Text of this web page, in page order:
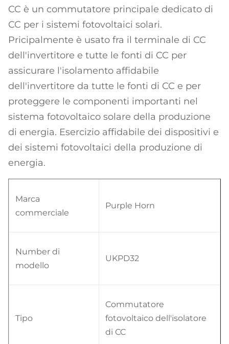
CC è un commutatore principale dedicato di
CC per i sistemi fotovoltaici solari.
Pricipalmente è usato fra il terminale di CC
dell'invertitore e tutte le fonti di CC per
assicurare l'isolamento affidabile
dell'invertitore da tutte le fonti di CC e per
proteggere le componenti importanti nel
sistema fotovoltaico solare della produzione
di energia. Esercizio affidabile dei dispositivi e
dei sistemi fotovoltaici della produzione di
energia.
Marca
commerciale
Purple Horn
Number di
modello
UKPD32
Tipo
Commutatore
fotovoltaico dell'isolatore
di CC